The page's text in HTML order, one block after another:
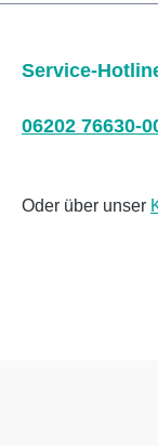
Service-
06202 76630-
Oder über unser